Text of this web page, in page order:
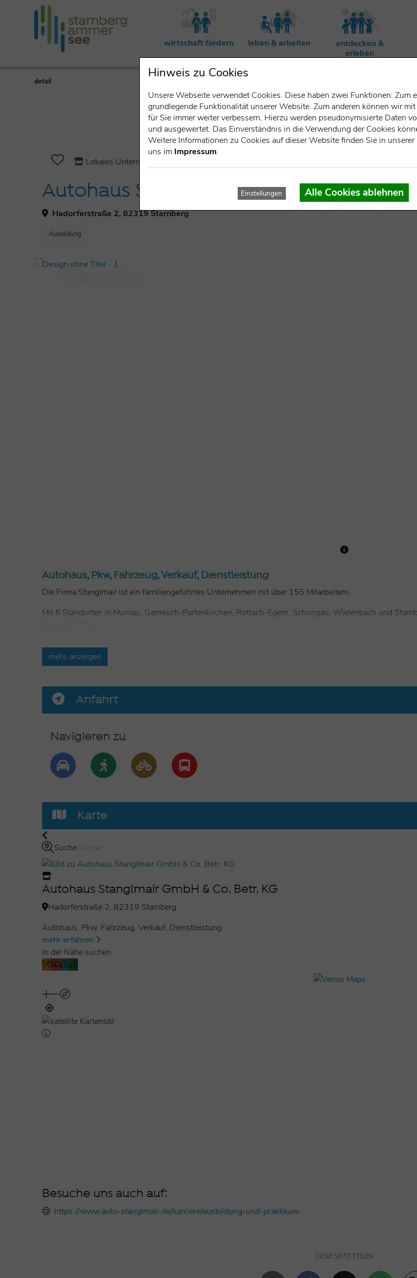
wirtschaft fördern leben & arbeiten
entdecken &
erleben
detail
Lokales Unternehmen
Autohaus Stanglmair GmbH & Co. Betr.
Hadorferstraße 2, 82319 Starnberg
Ausbildung
Autohaus, Pkw, Fahrzeug, Verkauf, Dienstleistung
Die Firma Stanglmair ist ein familiengeführtes Unternehmen mit über 155 Mitarbeitern.
Mit 6 Standorten in Murnau, Garmisch-Partenkirchen, Rottach-Egern, Schongau, Wielenbach und
Eigenverantwortliches Arbeiten, flache Hierarchien, familiäre Atmosphäre sowie ein gutes Betriebsklima
Ausbildungsberufe:
Automobilkaufmann/-frau (m/w/d)
Kfz-Mechatroniker/in (m/w/d)
mehr anzeigen
Anfahrt
Navigieren zu
Karte
Suche:
Autohaus Stanglmair GmbH & Co. Betr. KG
Hadorferstraße 2, 82319 Starnberg
Autohaus, Pkw, Fahrzeug, Verkauf, Dienstleistung
mehr erfahren
In der Nähe suchen
Besuche uns auch auf:
https://www.auto-stanglmair.de/karriere/ausbildung-und-praktikum
DIESE SEITE TEILEN
Hinweis zu Cookies
Unsere Webseite verwendet Cookies. Diese haben zwei Funktionen: Zum
grundlegende Funktionalität unserer Website. Zum anderen können wir
für Sie immer weiter verbessern. Hierzu werden pseudonymisierte Daten
und ausgewertet. Das Einverständnis in die Verwendung der Cookies
Weitere Informationen zu Cookies auf dieser Website finden Sie in unserer
uns im Impressum.
Einstellungen Alle Cookies ablehnen